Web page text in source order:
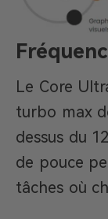
Le Core
turbo max
dessus du
de pouce
tâches où